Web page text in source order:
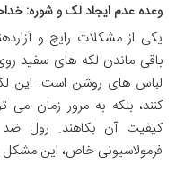
وعده عدم ایجاد لک و شوره:
یکی از مشکلات رایج و
باقی ماندن لکه های سفید
لباس های روشن است. این
کنند، بلکه به مرور زمان می
کیفیت آن بکاهند. رول ضد
فرمولاسیونی خاص، این مشکل